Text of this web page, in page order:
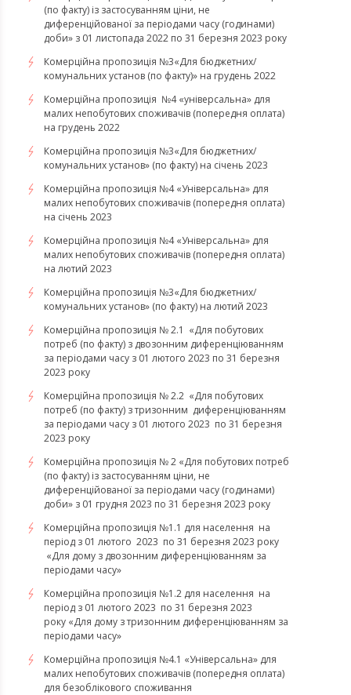
(по факту) із застосуванням ціни, не
диференційованої за періодами часу (годинами)
доби» з 01 листопада 2022 по 31 березня 2023 року
Комерційна пропозиція №3«Для бюджетних/
комунальних установ (по факту)» на грудень 2022
Комерційна пропозиція №4 «універсальна» для
малих непобутових споживачів (попередня оплата)
на грудень 2022
​​​​​​​Комерційна пропозиція №3«Для бюджетних/
комунальних установ» (по факту) на січень 2023
​​​​​​​Комерційна пропозиція №4 «Універсальна» для
малих непобутових споживачів (попередня оплата)
на січень 2023
​​​​​​​Комерційна пропозиція №4 «Універсальна» для
малих непобутових споживачів (попередня оплата)
на лютий 2023
Комерційна пропозиція №3«Для бюджетних/
комунальних установ» (по факту) на лютий 2023
Комерційна пропозиція № 2.1 «Для побутових
потреб (по факту) з двозонним диференціюванням
за періодами часу з 01 лютого 2023 по 31 березня
2023 року
Комерційна пропозиція № 2.2 «Для побутових
потреб (по факту) з тризонним диференціюванням
за періодами часу з 01 лютого 2023 по 31 березня
2023 року
Комерційна пропозиція № 2 «Для побутових потреб
(по факту) із застосуванням ціни, не
диференційованої за періодами часу (годинами)
доби» з 01 грудня 2023 по 31 березня 2023 року
Комерційна пропозиція №1.1 для населення на
період з 01 лютого 2023 по 31 березня 2023 року
«Для дому з двозонним диференціюванням за
періодами часу»
Комерційна пропозиція №1.2 для населення на
період з 01 лютого 2023 по 31 березня 2023
року «Для дому з тризонним диференціюванням за
періодами часу»
​​​​​​​Комерційна пропозиція №4.1 «Універсальна» для
малих непобутових споживачів (попередня оплата)
для безоблікового споживання